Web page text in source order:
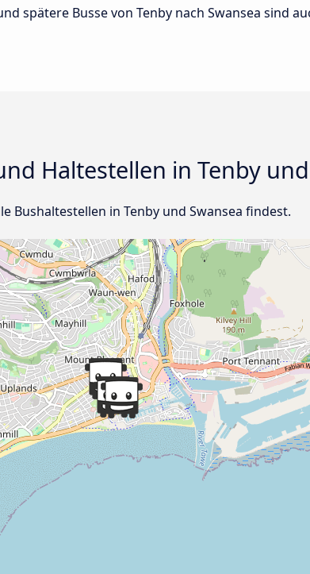
spätere Busse von Tenby nach Swansea sind
Haltestellen in Tenby
Bushaltestellen in Tenby und Swansea findest.